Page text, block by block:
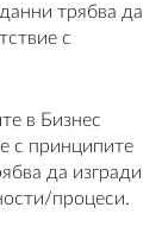
трябва да
с
в Бизнес
с принципите
да изгради
процеси.